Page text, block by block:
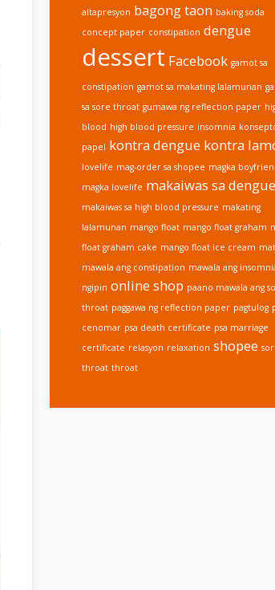
altapresyon bagong taon baking soda
concept paper constipation dengue
dessert Facebook gamot sa
constipation gamot sa makating lalamunan
sa sore throat gumawa ng reflection paper
blood high blood pressure insomnia
papel kontra dengue kontra
lovelife mag-order sa shopee magka
magka lovelife makaiwas sa dengue
makaiwas sa high blood pressure makating
lalamunan mango float mango float graham
float graham cake mango float ice cream
mawala ang constipation mawala ang
ngipin online shop paano mawala ang
throat paggawa ng reflection paper pagtulog
cenomar psa death certificate psa marriage
certificate relasyon relaxation shopee
throat throat